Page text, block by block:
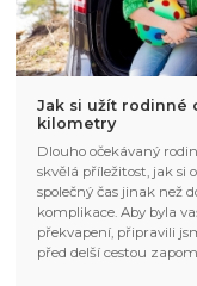
Jak si užít rodinné
kilometry
Dlouho očekávaný
skvělá příležitost, jak si
společný čas jinak než
komplikace. Aby byla
překvapení, připravili
před delší cestou